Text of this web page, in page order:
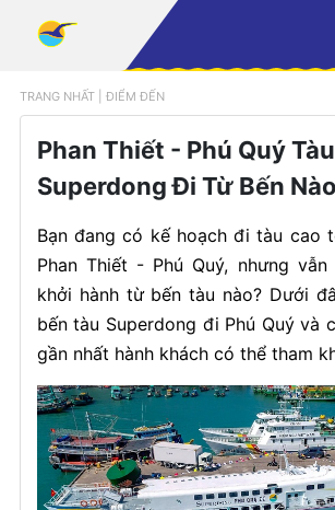
TRANG NHẤT| ĐIỂM ĐẾN
Phan Thiết - Phú Quý Tàu
Superdong Đi Từ Bến
Bạn đang có kế hoạch đi tàu cao
Phan Thiết - Phú Quý, nhưng
khởi hành từ bến tàu nào? Dưới
bến tàu Superdong đi Phú Quý và
gần nhất hành khách có thể tham